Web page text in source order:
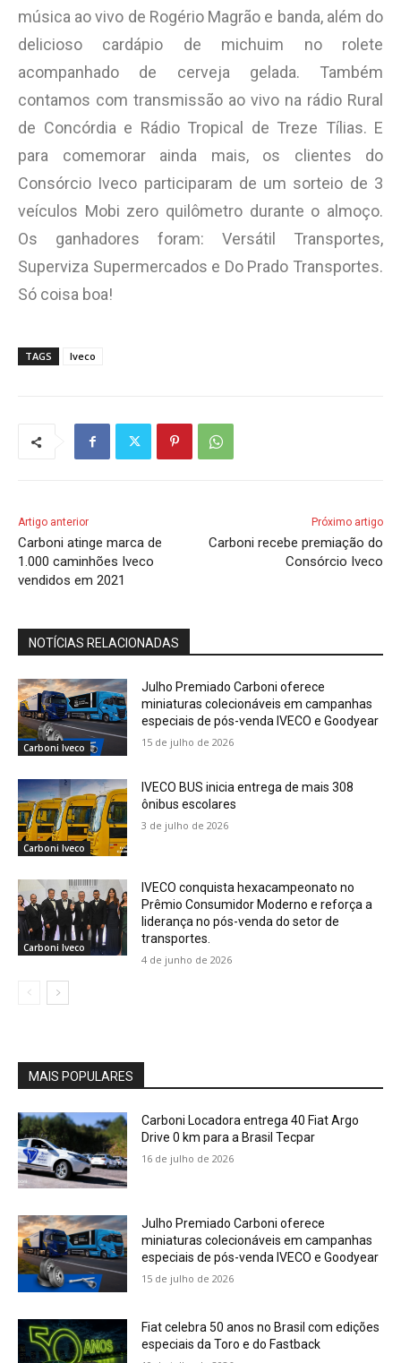
música ao vivo de Rogério Magrão e banda, além do
delicioso cardápio de michuim no rolete
acompanhado de cerveja gelada. Também
contamos com transmissão ao vivo na rádio Rural
de Concórdia e Rádio Tropical de Treze Tílias. E
para comemorar ainda mais, os clientes do
Consórcio Iveco participaram de um sorteio de 3
veículos Mobi zero quilômetro durante o almoço.
Os ganhadores foram: Versátil Transportes,
Superviza Supermercados e Do Prado Transportes.
Só coisa boa!
TAGS Iveco
Artigo anterior
Carboni atinge marca de
1.000 caminhões Iveco
vendidos em 2021
Próximo artigo
Carboni recebe premiação do
Consórcio Iveco
NOTÍCIAS RELACIONADAS
Carboni Iveco
Julho Premiado Carboni oferece
miniaturas colecionáveis em campanhas
especiais de pós-venda IVECO e Goodyear
15 de julho de 2026
Carboni Iveco
IVECO BUS inicia entrega de mais 308
ônibus escolares
3 de julho de 2026
Carboni Iveco
IVECO conquista hexacampeonato no
Prêmio Consumidor Moderno e reforça a
liderança no pós-venda do setor de
transportes.
4 de junho de 2026
MAIS POPULARES
Carboni Locadora entrega 40 Fiat Argo
Drive 0 km para a Brasil Tecpar
16 de julho de 2026
Julho Premiado Carboni oferece
miniaturas colecionáveis em campanhas
especiais de pós-venda IVECO e Goodyear
15 de julho de 2026
Fiat celebra 50 anos no Brasil com edições
especiais da Toro e do Fastback